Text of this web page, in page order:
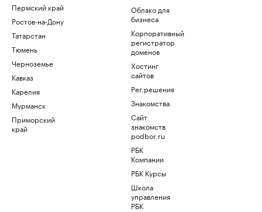
Пермский край
Ростов-на-Дону
Татарстан
Тюмень
Черноземье
Кавказ
Карелия
Мурманск
Приморский
край
Облако для
бизнеса
Корпоративный
регистратор
доменов
Хостинг
сайтов
Рег.решения
Знакомства
Сайт
знакомств
podbor.ru
РБК
Компании
РБК Курсы
Школа
управления
РБК